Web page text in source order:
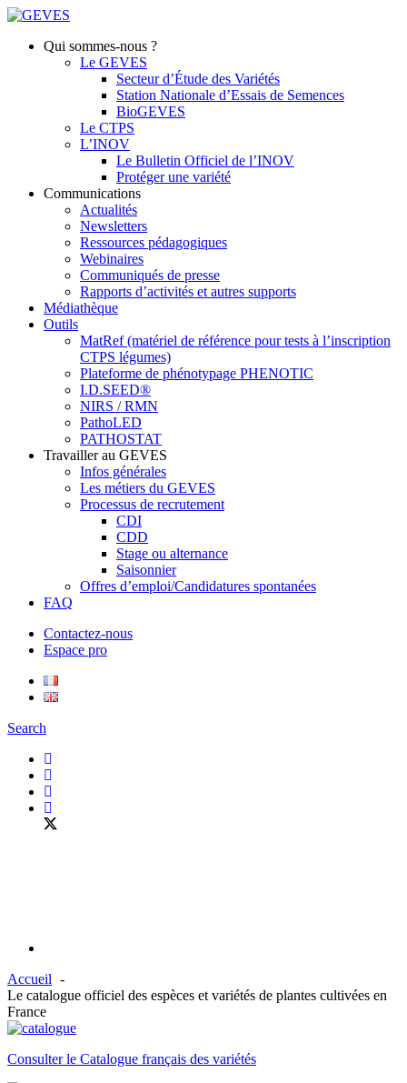
Qui sommes-nous ?
Le GEVES
Secteur d’Étude des Variétés
Station Nationale d’Essais de Semences
BioGEVES
Le CTPS
L’INOV
Le Bulletin Officiel de l’INOV
Protéger une variété
Communications
Actualités
Newsletters
Ressources pédagogiques
Webinaires
Communiqués de presse
Rapports d’activités et autres supports
Médiathèque
Outils
MatRef (matériel de référence pour tests à l’inscription
CTPS légumes)
Plateforme de phénotypage PHENOTIC
I.D.SEED®
NIRS / RMN
PathoLED
PATHOSTAT
Travailler au GEVES
Infos générales
Les métiers du GEVES
Processus de recrutement
CDI
CDD
Stage ou alternance
Saisonnier
Offres d’emploi/Candidatures spontanées
FAQ
Contactez-nous
Espace pro
Search
Accueil
Le catalogue officiel des espèces et variétés de plantes cultivées en
France
Consulter le Catalogue français des variétés